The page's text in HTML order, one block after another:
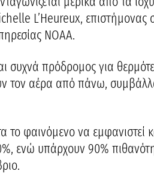
L’Heureux,
NOAA.
συχνά πρόδρομος για
τον αέρα από πάνω,
φαινόμενο να εμφανιστεί
ενώ υπάρχουν 90%